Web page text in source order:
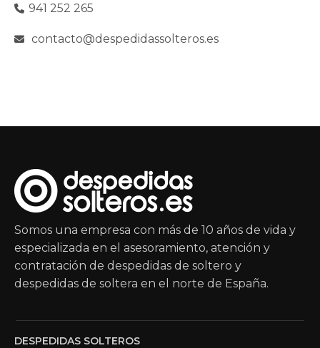
941 252 265
contacto@despedidassolteros.es
Somos una empresa con más de 10 años de vida y
especializada en el asesoramiento, atención y
contratación de despedidas de soltero y
despedidas de soltera en el norte de España.
DESPEDIDAS SOLTEROS